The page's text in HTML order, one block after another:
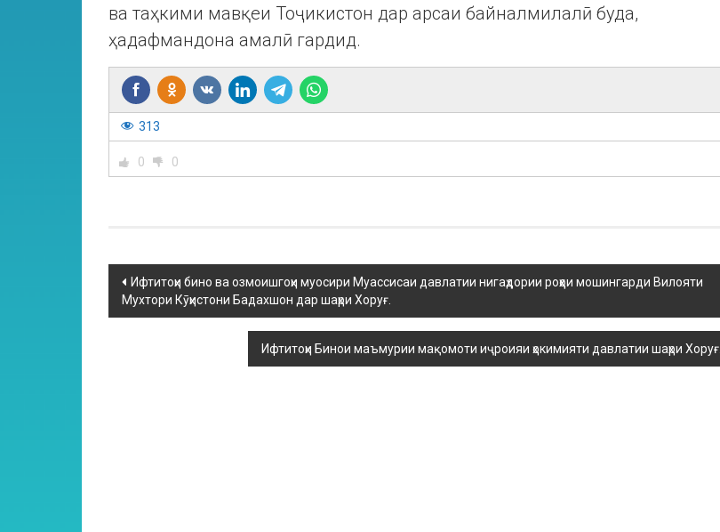
ва таҳкими мавқеи Тоҷикистон дар арсаи байналмилалӣ буда,
ҳадафмандона амалӣ гардид.
313
0 0
Ифтитоҳи бино ва озмоишгоҳи муосири Муассисаи давлатии нигаҳдории роҳҳои мошингарди Вилояти
Мухтори Кӯҳистони Бадахшон дар шаҳри Хоруғ.
Ифтитоҳи Бинои маъмурии мақомоти иҷроияи ҳокимияти давлатии шаҳри Хоруғ.